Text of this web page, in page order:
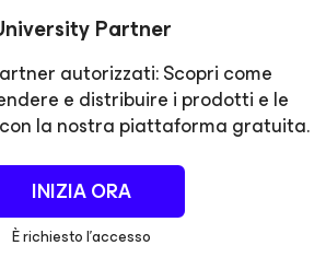
Partner
autorizzati: Scopri come
e distribuire i prodotti e le
la nostra piattaforma gratuita.
INIZIA ORA
È richiesto l'accesso